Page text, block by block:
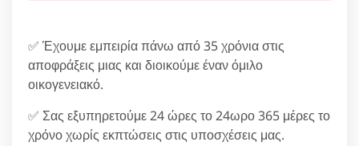
✅ Έχουμε εμπειρία πάνω από 35 χρόνια στις
αποφράξεις μιας και διοικούμε έναν όμιλο
οικογενειακό.
✅ Σας εξυπηρετούμε 24 ώρες το 24ωρο 365 μέρες το
χρόνο χωρίς εκπτώσεις στις υποσχέσεις μας.